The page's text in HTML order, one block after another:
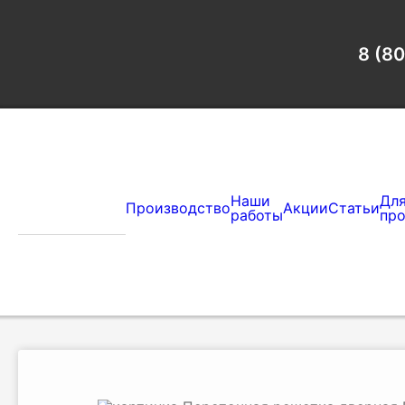
Главная Каталог
8
ПроизводствоНаши
работыАкцииСтатьиДля